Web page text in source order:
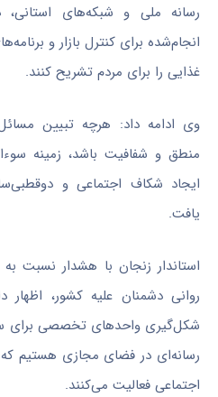
رسانه ملی و شبکه‌های استانی،
انجام‌شده برای کنترل بازار و
غذایی را برای مردم تشریح کنند.
وی ادامه داد: هرچه تبیین
منطق و شفافیت باشد، زمینه
ایجاد شکاف اجتماعی و
یافت.
استاندار زنجان با هشدار نسبت
روانی دشمنان علیه کشور،
شکل‌گیری واحدهای تخصصی برای
رسانه‌ای در فضای مجازی هستیم
اجتماعی فعالیت می‌کنند.